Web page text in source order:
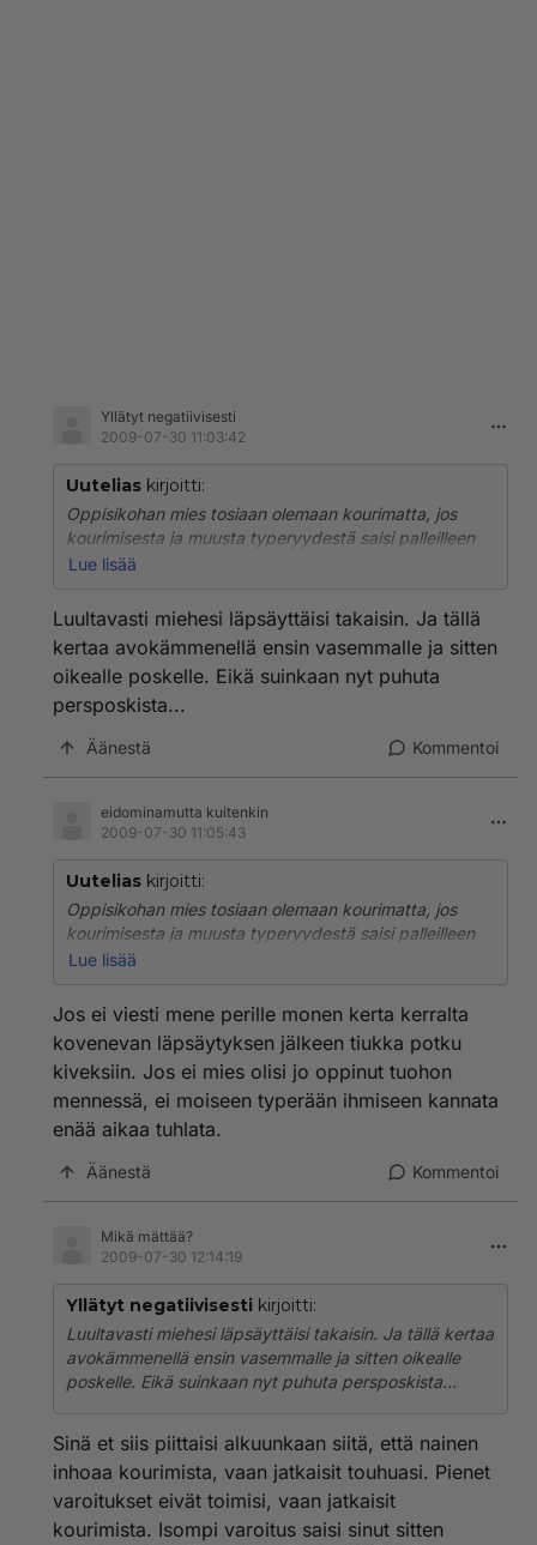
Yllätyt negatiivisesti
2009-07-30 11:03:42
Uutelias kirjoitti:
Oppisikohan mies tosiaan olemaan kourimatta, jos
kourimisesta ja muusta typeryydestä saisi palleilleen
pienen varoittavan läpsäisyn? Siis ei mitään
vaan ihan sellaisen näpäyksen, että esimakua saa?
Eikös tuossa ole mainio keino kertoa selvästi kourijalle,
että kyseessä on hyvin ei-toivottu teko ja että
palautetta tulee?
kouriminen lopu, jokaisesta kouraisusta annetaan
palautteena hieman isompi läpsäys. Luulisi, että ne
automaattisesti ennen pitkää.
Kuinka arvokkaana itse pitäisit kourimista?
Monennellako läpsäyksellä luopuisit harrastuksestasi?
Lue lisää
Luultavasti miehesi läpsäyttäisi takaisin. Ja tällä
kertaa avokämmenellä ensin vasemmalle ja sitten
oikealle poskelle. Eikä suinkaan nyt puhuta
persposkista...
Äänestä Kommentoi
eidominamutta kuitenkin
2009-07-30 11:05:43
Uutelias kirjoitti:
Oppisikohan mies tosiaan olemaan kourimatta, jos
kourimisesta ja muusta typeryydestä saisi palleilleen
pienen varoittavan läpsäisyn? Siis ei mitään
vaan ihan sellaisen näpäyksen, että esimakua saa?
Eikös tuossa ole mainio keino kertoa selvästi kourijalle,
että kyseessä on hyvin ei-toivottu teko ja että
palautetta tulee?
Miehen oppimiskyvyn mukaan sitten edetään. Jollei
palautteena hieman isompi läpsäys. Luulisi, että ne
kädet alkavat pysyä siellä omalla puolella ihan
Kuinka arvokkaana itse pitäisit kourimista?
Monennellako läpsäyksellä luopuisit harrastuksestasi?
Lue lisää
Jos ei viesti mene perille monen kerta kerralta
kovenevan läpsäytyksen jälkeen tiukka potku
kiveksiin. Jos ei mies olisi jo oppinut tuohon
mennessä, ei moiseen typerään ihmiseen kannata
enää aikaa tuhlata.
Äänestä Kommentoi
Mikä mättää?
2009-07-30 12:14:19
Yllätyt negatiivisesti kirjoitti:
Luultavasti miehesi läpsäyttäisi takaisin. Ja tällä kertaa
avokämmenellä ensin vasemmalle ja sitten oikealle
poskelle. Eikä suinkaan nyt puhuta persposkista...
Sinä et siis piittaisi alkuunkaan siitä, että nainen
inhoaa kourimista, vaan jatkaisit touhuasi. Pienet
varoitukset eivät toimisi, vaan jatkaisit
kourimista. Isompi varoitus saisi sinut sitten